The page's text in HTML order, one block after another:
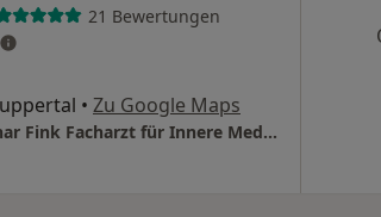
21 Bewertungen
• Zu Google Maps
Praxis Dr.med. Lothar Fink Facharzt für Innere Medizin